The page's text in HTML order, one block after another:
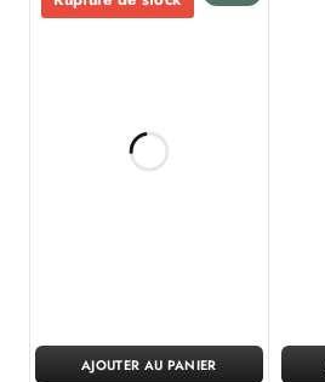
AJOUTER AU PANIER